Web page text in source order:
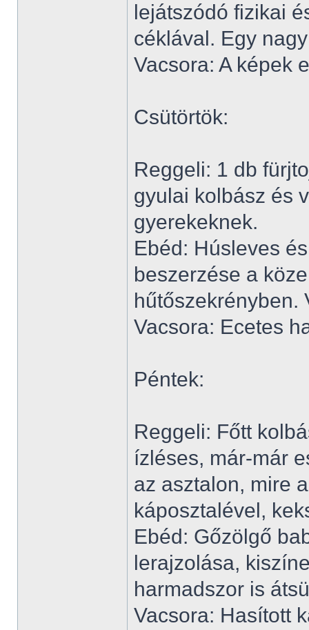
lejátszódó fizikai
céklával. Egy
Vacsora: A képek
Csütörtök:
Reggeli: 1 db
gyulai kolbász és
gyerekeknek.
Ebéd: Húsleves
beszerzése a
hűtőszekrényben.
Vacsora: Ecetes
Péntek:
Reggeli: Főtt
ízléses, már-már
az asztalon, mire
káposztalével,
Ebéd: Gőzölgő
lerajzolása,
harmadszor is
Vacsora: Hasított